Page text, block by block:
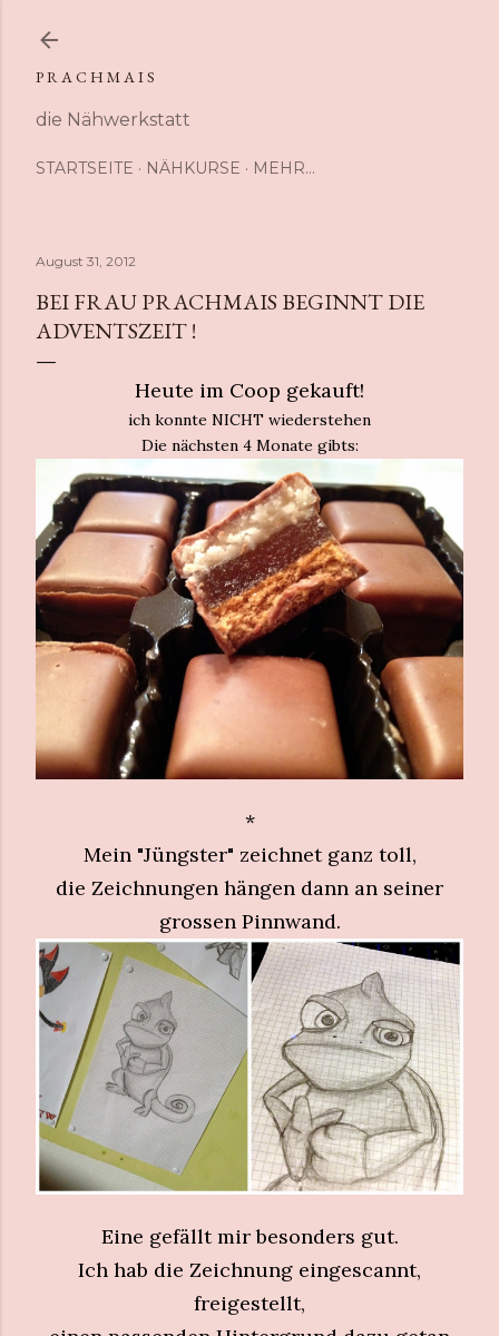
P R A C H M A I S
die Nähwerkstatt
STARTSEITE NÄHKURSE MEHR…
August 31, 2012
BEI FRAU PRACHMAIS BEGINNT DIE
ADVENTSZEIT !
Heute im Coop gekauft!
ich konnte NICHT wiederstehen
Die nächsten 4 Monate gibts:
*
Mein "Jüngster" zeichnet ganz toll,
die Zeichnungen hängen dann an seiner
grossen Pinnwand.
Eine gefällt mir besonders gut.
Ich hab die Zeichnung eingescannt,
freigestellt,